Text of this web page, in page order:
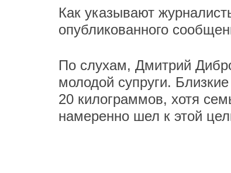
Как указывают
опубликованного
По слухам, Дмитрий
молодой супруги.
20 килограммов, хотя
намеренно шел к этой